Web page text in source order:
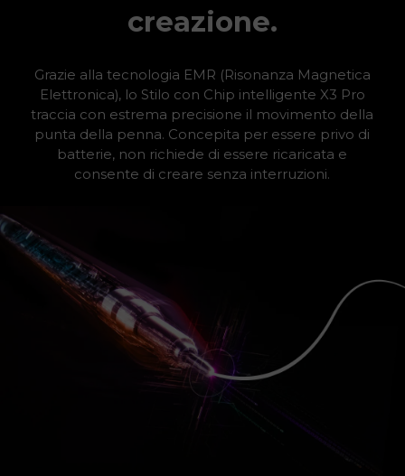
creazione.
Grazie alla tecnologia EMR (Risonanza Magnetica
Elettronica), lo Stilo con Chip intelligente X3 Pro
traccia con estrema precisione il movimento della
punta della penna. Concepita per essere privo di
batterie, non richiede di essere ricaricata e
consente di creare senza interruzioni.